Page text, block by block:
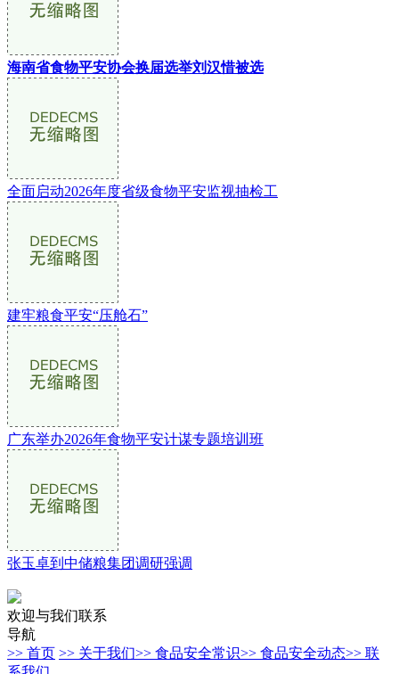
海南省食物平安协会换届选举刘汉惜被选
全面启动2026年度省级食物平安监视抽检工
建牢粮食平安“压舱石”
广东举办2026年食物平安计谋专题培训班
张玉卓到中储粮集团调研强调
欢迎与我们联系
导航
>> 首页 >> 关于我们>> 食品安全常识>> 食品安全动态>> 联